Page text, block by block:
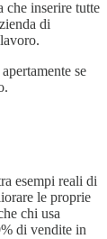
che inserire tutte
di
se
esempi reali di
le proprie
chi usa
di vendite in